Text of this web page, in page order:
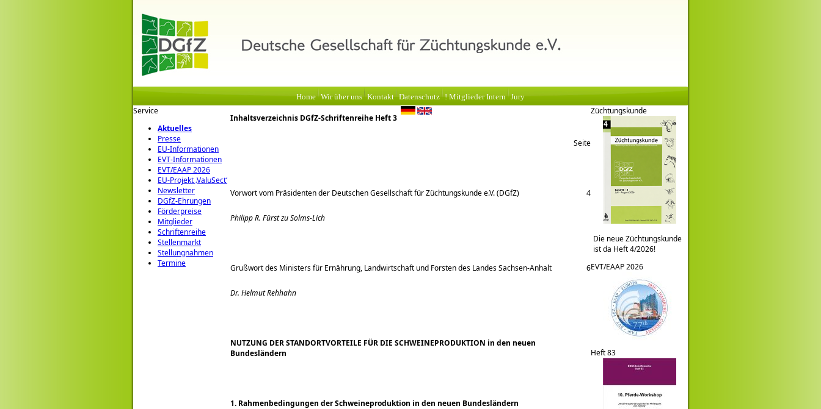
Home Wir über uns Kontakt Datenschutz ! Mitglieder Intern Jury
Service
Aktuelles
Presse
EU-Informationen
EVT-Informationen
EVT/EAAP 2026
EU-Projekt ‚ValuSect‘
Newsletter
DGfZ-Ehrungen
Förderpreise
Mitglieder
Schriftenreihe
Stellenmarkt
Stellungnahmen
Termine
Inhaltsverzeichnis DGfZ-Schriftenreihe Heft 3
Seite
Vorwort vom Präsidenten der Deutschen Gesellschaft für Züchtungskunde e.V. (DGfZ) 4
Philipp R. Fürst zu Solms-Lich
Grußwort des Ministers für Ernährung, Landwirtschaft und Forsten des Landes Sachsen-Anhalt 6
Dr. Helmut Rehhahn
NUTZUNG DER STANDORTVORTEILE FÜR DIE SCHWEINEPRODUKTION in den neuen
Bundesländern
1. Rahmenbedingungen der Schweineproduktion in den neuen Bundesländern
Züchtungskunde
Die neue Züchtungskunde
ist da Heft 4/2026!
EVT/EAAP 2026
Heft 83